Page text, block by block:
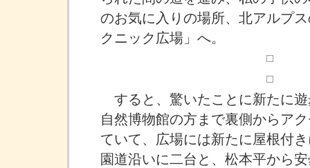
のお気に入りの場所、北アルプ
クニック広場」へ。
すると、驚いたことに新たに
自然博物館の方まで裏側からア
ていて、広場には新たに屋根付
園道沿いに二台と、松本平から